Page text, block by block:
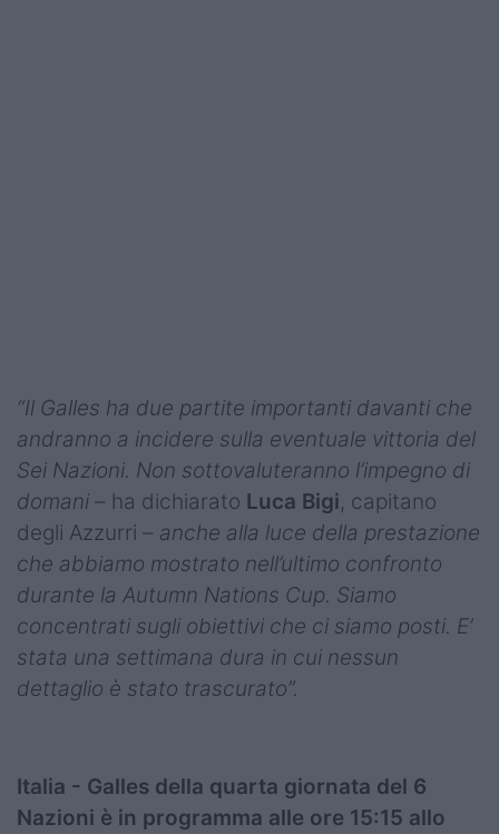
“Il Galles ha due partite importanti davanti che
andranno a incidere sulla eventuale vittoria del
Sei Nazioni. Non sottovaluteranno l’impegno di
domani – ha dichiarato Luca Bigi, capitano
degli Azzurri – anche alla luce della prestazione
che abbiamo mostrato nell’ultimo confronto
durante la Autumn Nations Cup. Siamo
concentrati sugli obiettivi che ci siamo posti. E’
stata una settimana dura in cui nessun
dettaglio è stato trascurato”.
Italia - Galles della quarta giornata del 6
Nazioni è in programma alle ore 15:15 allo